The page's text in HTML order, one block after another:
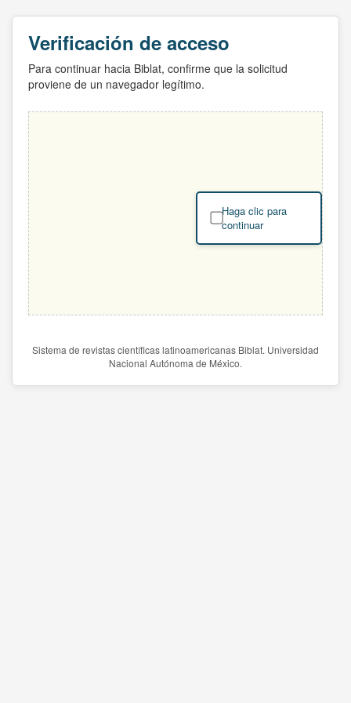
Verificación de acceso
Para continuar hacia Biblat, confirme que la solicitud
proviene de un navegador legítimo.
Haga clic para
continuar
Sistema de revistas científicas latinoamericanas Biblat. Universidad
Nacional Autónoma de México.